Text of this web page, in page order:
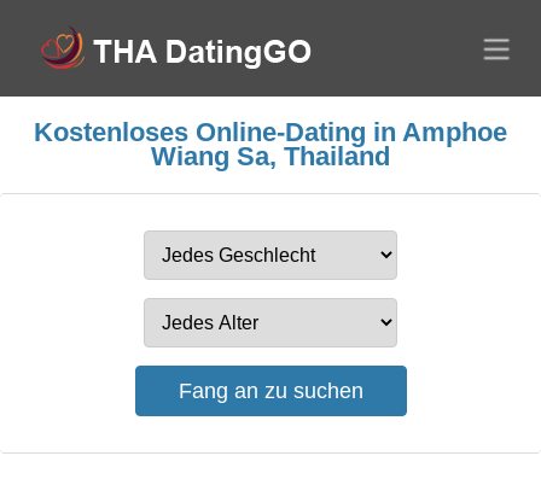
Kostenloses Online-Dating in Amphoe
Wiang Sa, Thailand